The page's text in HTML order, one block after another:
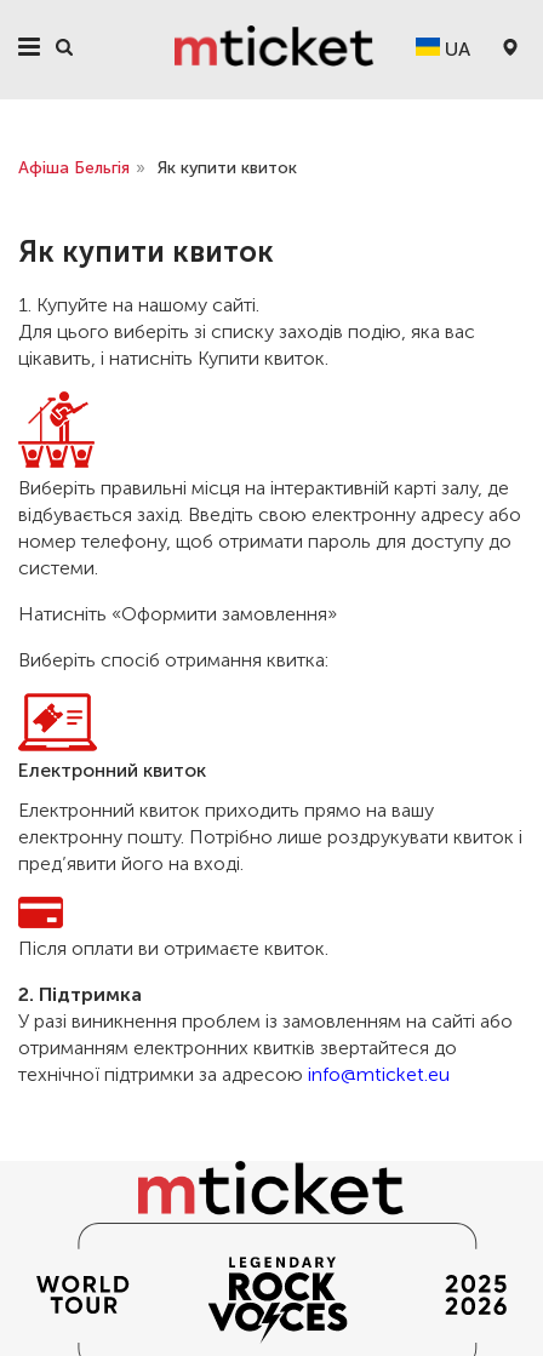
UA
Афіша Бельгія » Як купити квиток
Як купити квиток
1. Купуйте на нашому сайті.
Для цього виберіть зі списку заходів подію, яка вас
цікавить, і натисніть Купити квиток.
Виберіть правильні місця на інтерактивній карті залу, де
відбувається захід. Введіть свою електронну адресу або
номер телефону, щоб отримати пароль для доступу до
системи.
Натисніть «Оформити замовлення»
Виберіть спосіб отримання квитка:
Електронний квиток
Електронний квиток приходить прямо на вашу
електронну пошту. Потрібно лише роздрукувати квиток і
пред’явити його на вході.
Після оплати ви отримаєте квиток.
2. Підтримка
У разі виникнення проблем із замовленням на сайті або
отриманням електронних квитків звертайтеся до
технічної підтримки за адресою info@mticket.eu